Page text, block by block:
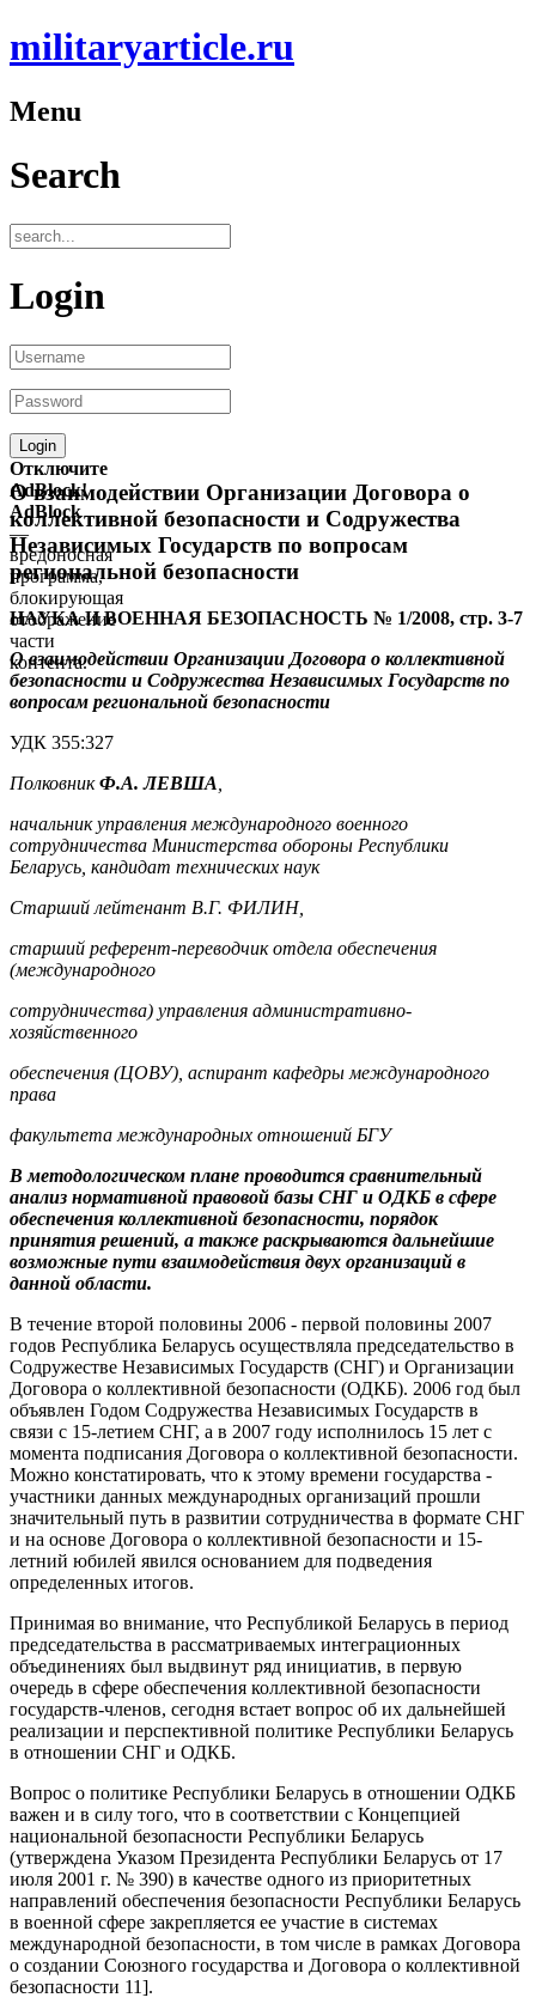
militaryarticle.ru
Menu
Search
Login
Отключите
AdBlock!
AdBlock
—
вредоносная
программа,
блокирующая
отображение
части
контента.
О взаимодействии Организации Договора о
коллективной безопасности и Содружества
Независимых Государств по вопросам
региональной безопасности
НАУКА И ВОЕННАЯ БЕЗОПАСНОСТЬ № 1/2008, стр. 3-7
О взаимодействии Организации Договора о коллективной
безопасности и Содружества Независимых Государств по
вопросам региональной безопасности
УДК 355:327
ПолковникФ.А. ЛЕВША
начальник управления международного военного
сотрудничества Министерства обороны Республики
Беларусь, кандидат технических наук
Старший лейтенант В.Г. ФИЛИН,
старший референт-переводчик отдела обеспечения
(международного
сотрудничества) управления административно-
хозяйственного
обеспечения (ЦОВУ), аспирант кафедры международного
права
факультета международных отношений БГУ
В методологическом плане проводится сравнительный
анализ нормативной правовой базы СНГ и ОДКБ в сфере
обеспечения коллективной безопасности, порядок
принятия решений, а также раскрываются дальнейшие
возможные пути взаимодействия двух организаций в
данной области.
В течение второй половины 2006 - первой половины 2007
годов Республика Беларусь осуществляла председательство в
Содружестве Независимых Государств (СНГ) и Организации
Договора о коллективной безопасности (ОДКБ). 2006 год был
объявлен Годом Содружества Независимых Государств в
связи с 15-летием СНГ, а в 2007 году исполнилось 15 лет с
момента подписания Договора о коллективной безопасности.
Можно констатировать, что к этому времени государства -
участники данных международных организаций прошли
значительный путь в развитии сотрудничества в формате СНГ
и на основе Договора о коллективной безопасности и 15-
летний юбилей явился основанием для подведения
определенных итогов.
Принимая во внимание, что Республикой Беларусь в период
председательства в рассматриваемых интеграционных
объединениях был выдвинут ряд инициатив, в первую
очередь в сфере обеспечения коллективной безопасности
государств-членов, сегодня встает вопрос об их дальнейшей
реализации и перспективной политике Республики Беларусь
в отношении СНГ и ОДКБ.
Вопрос о политике Республики Беларусь в отношении ОДКБ
важен и в силу того, что в соответствии с Концепцией
национальной безопасности Республики Беларусь
(утверждена Указом Президента Республики Беларусь от 17
июля 2001 г. № 390) в качестве одного из приоритетных
направлений обеспечения безопасности Республики Беларусь
в военной сфере закрепляется ее участие в системах
международной безопасности, в том числе в рамках Договора
о создании Союзного государства и Договора о коллективной
безопасности 11].